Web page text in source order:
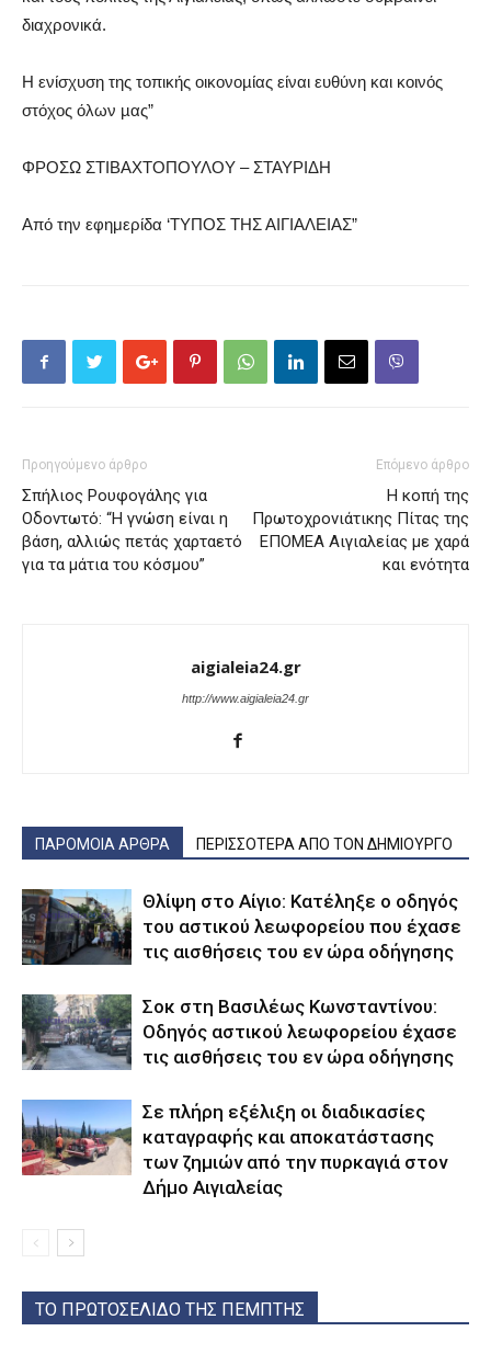
διαχρονικά.
Η ενίσχυση της τοπικής οικονοµίας είναι ευθύνη και κοινός
στόχος όλων µας”
ΦΡΟΣΩ ΣΤΙΒΑΧΤΟΠΟΥΛΟΥ – ΣΤΑΥΡΙΔΗ
Από την εφημερίδα ‘ΤΥΠΟΣ ΤΗΣ ΑΙΓΙΑΛΕΙΑΣ”
Προηγούμενο άρθρο
Σπήλιος Ρουφογάλης για
Οδοντωτό: “Η γνώση είναι η
βάση, αλλιώς πετάς χαρταετό
για τα μάτια του κόσμου”
Επόμενο άρθρο
Η κοπή της
Πρωτοχρονιάτικης Πίτας της
ΕΠΟΜΕΑ Αιγιαλείας με χαρά
και ενότητα
aigialeia24.gr
http://www.aigialeia24.gr
ΠΑΡΟΜΟΙΑ ΑΡΘΡΑ ΠΕΡΙΣΣΟΤΕΡΑ ΑΠΟ ΤΟΝ ΔΗΜΙΟΥΡΓΟ
Θλίψη στο Αίγιο: Κατέληξε ο οδηγός
του αστικού λεωφορείου που έχασε
τις αισθήσεις του εν ώρα οδήγησης
Σοκ στη Βασιλέως Κωνσταντίνου:
Οδηγός αστικού λεωφορείου έχασε
τις αισθήσεις του εν ώρα οδήγησης
Σε πλήρη εξέλιξη οι διαδικασίες
καταγραφής και αποκατάστασης
των ζημιών από την πυρκαγιά στον
Δήμο Αιγιαλείας
ΤΟ ΠΡΩΤΟΣΕΛΙΔΟ ΤΗΣ ΠΕΜΠΤΗΣ